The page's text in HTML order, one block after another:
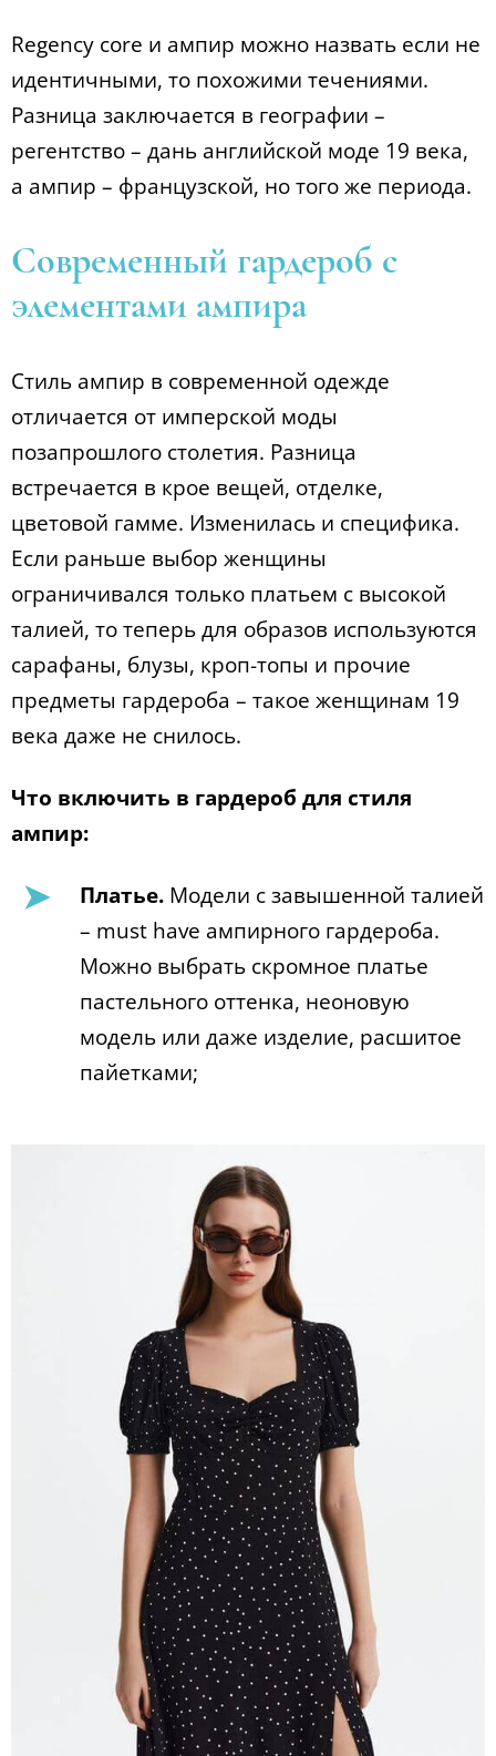
Regency core и ампир можно назвать если не
идентичными, то похожими течениями.
Разница заключается в географии –
регентство – дань английской моде 19 века,
а ампир – французской, но того же периода.
Современный гардероб с
элементами ампира
Стиль ампир в современной одежде
отличается от имперской моды
позапрошлого столетия. Разница
встречается в крое вещей, отделке,
цветовой гамме. Изменилась и специфика.
Если раньше выбор женщины
ограничивался только платьем с высокой
талией, то теперь для образов используются
сарафаны, блузы, кроп-топы и прочие
предметы гардероба – такое женщинам 19
века даже не снилось.
Что включить в гардероб для стиля
ампир:
Платье. Модели с завышенной талией
– must have ампирного гардероба.
Можно выбрать скромное платье
пастельного оттенка, неоновую
модель или даже изделие, расшитое
пайетками;